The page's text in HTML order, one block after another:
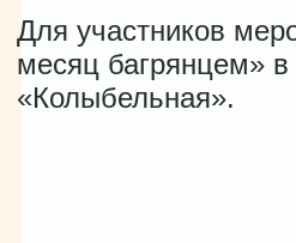
Для участников
месяц багрянцем»
«Колыбельная».